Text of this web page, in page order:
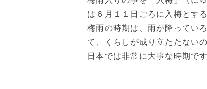
は６月１１日ごろに入梅とす
梅雨の時期は、雨が降ってい
て、くらしが成り立たたない
日本では非常に大事な時期です